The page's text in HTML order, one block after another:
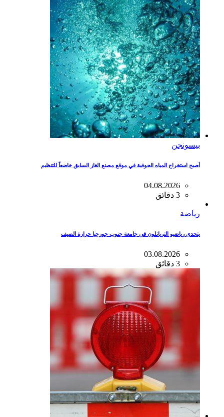
بيسونجن
أصبح استخراج المياه الجوفية في موقع مصنع الغاز السابق خاضعاً للتنظيم
04.08.2026
3 دقائق
رياضة
يتحدى رياضيو الترياتلون في جامعة جنوب جورجيا حرارة الصيف
03.08.2026
3 دقائق